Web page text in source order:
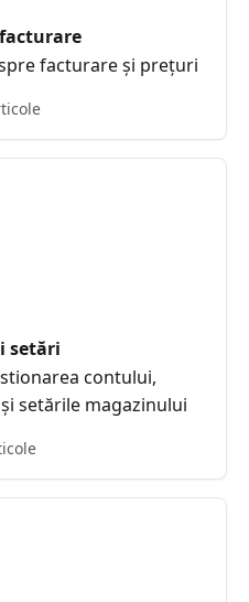
facturare și prețuri
setări
contului,
setările magazinului